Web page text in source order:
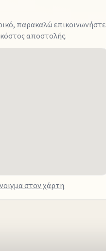
παρακαλώ επικοινωνήστε
αποστολής.
στον χάρτη